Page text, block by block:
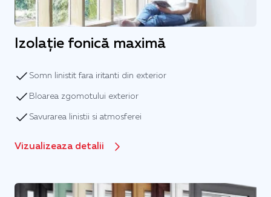
Izolație fonică maximă
Somn linistit fara iritanti din exterior
Bloarea zgomotului exterior
Savurarea linistii si atmosferei
Vizualizeaza detalii